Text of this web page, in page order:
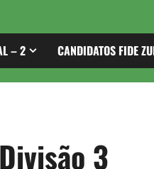
– 2 CANDIDATOS FIDE
3